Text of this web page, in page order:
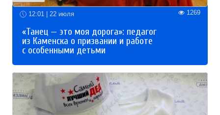
12:01 | 22 июля 1269
«Танец — это моя дорога»: педагог
из Каменска о призвании и работе
с особенными детьми